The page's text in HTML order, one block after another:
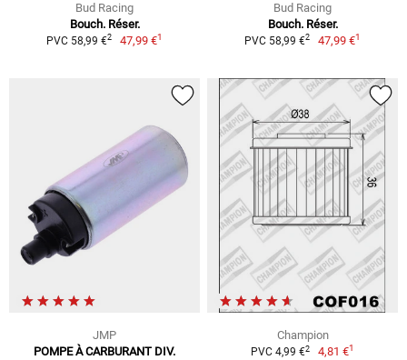
Bud Racing
Bouch. Réser.
PVC 58,99 €2 47,99 €1
Bud Racing
Bouch. Réser.
PVC 58,99 €2 47,99 €1
JMP
POMPE À CARBURANT DIV.
Champion
PVC 4,99 €2 4,81 €1